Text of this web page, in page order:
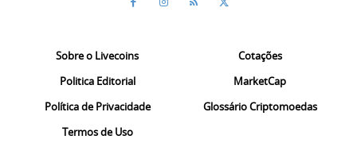
Sobre o Livecoins
Politica Editorial
Política de Privacidade
Termos de Uso
Cotações
MarketCap
Glossário Criptomoedas